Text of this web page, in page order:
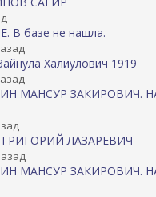
В базе не нашла.
Халиулович 1919
МАНСУР ЗАКИРОВИЧ.
ЛАЗАРЕВИЧ
МАНСУР ЗАКИРОВИЧ.